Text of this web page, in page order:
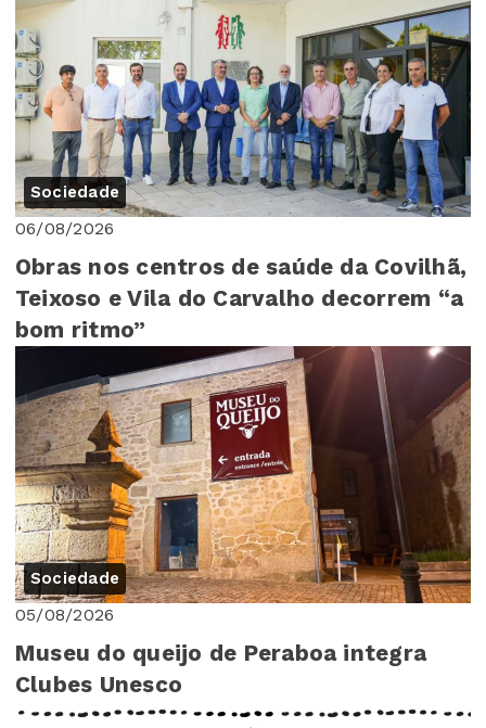
Sociedade
06/08/2026
Obras nos centros de saúde da Covilhã,
Teixoso e Vila do Carvalho decorrem “a
bom ritmo”
Sociedade
05/08/2026
Museu do queijo de Peraboa integra
Clubes Unesco